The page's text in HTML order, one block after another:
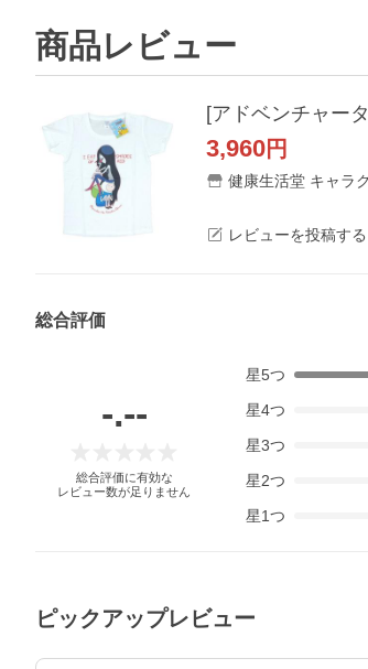
商品レビュー
[アドベンチャー
3,960円
健康生活堂 キャラ
レビューを投稿する
総合評価
-.--
総合評価に有効な
レビュー数が足りません
星5つ
星4つ
星3つ
星2つ
星1つ
ピックアップレビュー